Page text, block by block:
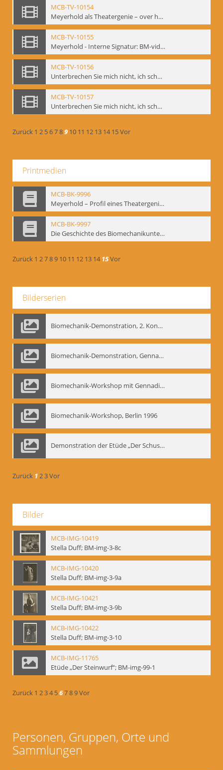
MCB-TV-10154
Meyerhold als Theatergenie – over het mechanik van de acteursexpressie, Ausschnitt 5 - Interne Signatur: BM-vid-108_A5
MCB-TV-10155
Meyerhold - Interne Signatur: BM-vid-116
MCB-TV-10156
Unterbrechen Sie mich nicht, ich schweige!, Berlin 2006 - Interne Signatur: BM-vid-126
MCB-TV-10157
Unterbrechen Sie mich nicht, ich schweige!, Berlin 2006 - Interne Signatur: BM-vid-127
Zurück 1 2 56789 10 11 12 13 14 15Vor
Printmedien
MCB-BK-9996
Meyerhold – Profil eines Theatergenies. Vortrag. Arbeitsdemonstration - interne Signatur: BM-prt-203
MCB-BK-9997
Die Geschichte des Biomechanikunterrichts im Theater der Satire - interne Signatur: BM-prt-204
Zurück 1 2789 10 11 12 13 14 15Vor
Bilderserien
Biomechanik-Demonstration, 2. Kongress der EMF, Mai 1995
Biomechanik-Demonstration, Gennadij Bogdanow im Berliner Ensemble, 04.10.1991
Biomechanik-Workshop mit Gennadij Nikolajewitsch Bogdanow im Mime Centrum Berlin, 1991
Biomechanik-Workshop, Berlin 1996
Demonstration der Etüde „Der Schuss mit dem Bogen“ durch Gennadij Nikolajewitsch Bogdanow, Berlin 1991
Zurück 123Vor
Bilder
MCB-IMG-10419
Stella Duff; BM-img-3-8c
MCB-IMG-10420
Stella Duff; BM-img-3-9a
MCB-IMG-10421
Stella Duff; BM-img-3-9b
MCB-IMG-10422
Stella Duff; BM-img-3-10
MCB-IMG-11765
Etüde „Der Steinwurf“; BM-img-99-1
Zurück 1 234 56789Vor
Personen, Gruppen, Orte und
Sammlungen